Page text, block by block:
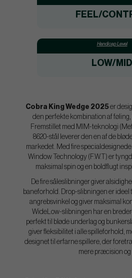
FEEL/
Handicap Level
LOW/MID
Cobra King Wedge 2025er
den perfekte kombination af
Fremstillet med MIM-teknologi
8620-stål leverer den en af de
markedet. Med fire
Window Technology (F.W.T) er
maksimal spin og en boldflugt
De fire såleslibninger giver
baneforhold. Drop-slibningen er ideel
angrebsvinkel og giver maksimal
WideLow-slibningen har en
perfekt til bløde underlag og
giver fleksibilitet i alle spilleforhold,
designet til erfarne spillere, der
mere præcision og